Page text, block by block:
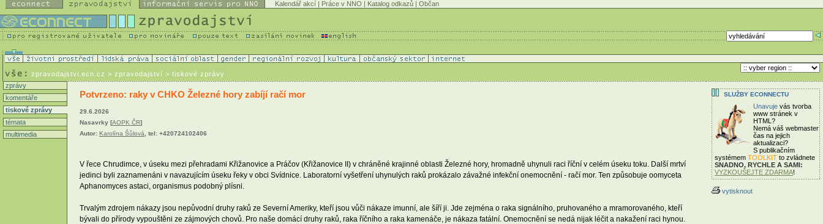
Kalendář akcí | Práce v NNO | Katalog odkazů | Občan
zpravodajstvi.ecn.cz > zpravodajství > tiskové zprávy
zprávy
komentáře
tiskové zprávy
témata
multimedia
Potvrzeno: raky v CHKO Železné hory zabíjí račí mor
29.6.2026
Nasavrky [AOPK ČR]
Autor: Karolína Šůlová, tel: +420724102406
V řece Chrudimce, v úseku mezi přehradami Křižanovice a Práčov (Křižanovice II) v chráněné krajinné oblasti Železné hory, hromadně uhynuli raci říční v celém úseku toku. Další mrtví
jedinci byli zaznamenáni v navazujícím úseku řeky v obci Svídnice. Laboratorní vyšetření uhynulých raků prokázalo závažné infekční onemocnění - račí mor. Ten způsobuje oomyceta
Aphanomyces astaci, organismus podobný plísni.
Trvalým zdrojem nákazy jsou nepůvodní druhy raků ze Severní Ameriky, kteří jsou vůči nákaze imunní, ale šíří ji. Jde zejména o raka signálního, pruhovaného a mramorovaného, kteří
bývali do přírody vypouštěni ze zájmových chovů. Pro naše domácí druhy raků, raka říčního a raka kamenáče, je nákaza fatální. Onemocnění se nedá nijak léčit a nakažení raci hynou.
SLUŽBY ECONNECTU
Unavuje vás tvorba
www stránek v
HTML?
Nemá váš webmaster
čas na jejich
aktualizaci?
S publikačním
systémem TOOLKIT to zvládnete
SNADNO, RYCHLE A SAMI:
VYZKOUŠEJTE ZDARMA!
vytisknout